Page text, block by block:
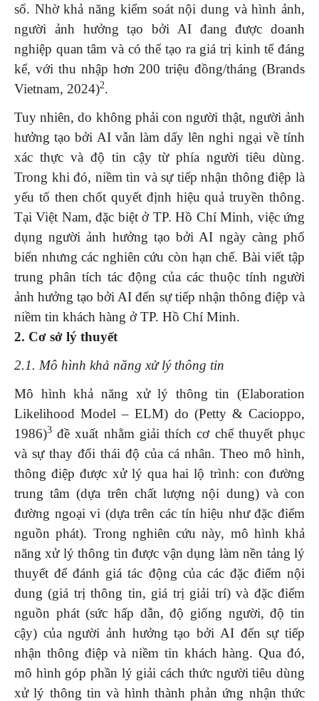
số. Nhờ khả năng kiểm soát nội dung và hình ảnh,
người ảnh hưởng tạo bởi AI đang được doanh
nghiệp quan tâm và có thể tạo ra giá trị kinh tế đáng
kể, với thu nhập hơn 200 triệu đồng/tháng (Brands
Vietnam, 2024)2.
Tuy nhiên, do không phải con người thật, người ảnh
hưởng tạo bởi AI vẫn làm dấy lên nghi ngại về tính
xác thực và độ tin cậy từ phía người tiêu dùng.
Trong khi đó, niềm tin và sự tiếp nhận thông điệp là
yếu tố then chốt quyết định hiệu quả truyền thông.
Tại Việt Nam, đặc biệt ở TP. Hồ Chí Minh, việc ứng
dụng người ảnh hưởng tạo bởi AI ngày càng phổ
biến nhưng các nghiên cứu còn hạn chế. Bài viết tập
trung phân tích tác động của các thuộc tính người
ảnh hưởng tạo bởi AI đến sự tiếp nhận thông điệp và
niềm tin khách hàng ở TP. Hồ Chí Minh.
2. Cơ sở lý thuyết
2.1. Mô hình khả năng xử lý thông tin
Mô hình khả năng xử lý thông tin (Elaboration
Likelihood Model – ELM) do (Petty & Cacioppo,
1986)3 đề xuất nhằm giải thích cơ chế thuyết phục
và sự thay đổi thái độ của cá nhân. Theo mô hình,
thông điệp được xử lý qua hai lộ trình: con đường
trung tâm (dựa trên chất lượng nội dung) và con
đường ngoại vi (dựa trên các tín hiệu như đặc điểm
nguồn phát). Trong nghiên cứu này, mô hình khả
năng xử lý thông tin được vận dụng làm nền tảng lý
thuyết để đánh giá tác động của các đặc điểm nội
dung (giá trị thông tin, giá trị giải trí) và đặc điểm
nguồn phát (sức hấp dẫn, độ giống người, độ tin
cậy) của người ảnh hưởng tạo bởi AI đến sự tiếp
nhận thông điệp và niềm tin khách hàng. Qua đó,
mô hình góp phần lý giải cách thức người tiêu dùng
xử lý thông tin và hình thành phản ứng nhận thức